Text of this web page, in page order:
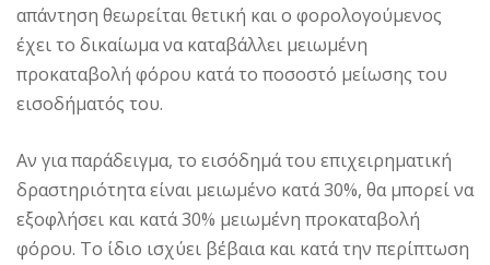
απάντηση θεωρείται θετική και ο φορολογούμενος
έχει το δικαίωμα να καταβάλλει μειωμένη
προκαταβολή φόρου κατά το ποσοστό μείωσης του
εισοδήματός του.
Αν για παράδειγμα, το εισόδημά του επιχειρηματική
δραστηριότητα είναι μειωμένο κατά 30%, θα μπορεί να
εξοφλήσει και κατά 30% μειωμένη προκαταβολή
φόρου. Το ίδιο ισχύει βέβαια και κατά την περίπτωση